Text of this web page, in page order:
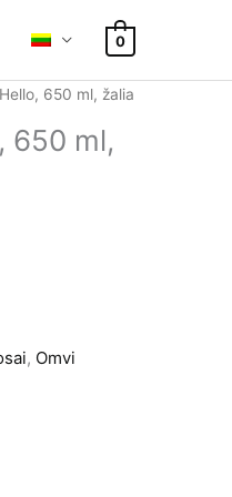
0
650 ml, žalia
650 ml,
, Omvi